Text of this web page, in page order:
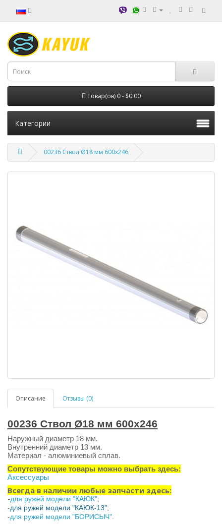
Товар(ов) 0 - $0.00
Категории
00236 Ствол Ø18 мм 600х246
Описание Отзывы (0)
00236 Ствол Ø18 мм 600х246
Наружный диаметр 18 мм.
Внутренний диаметр 13 мм.
Материал - алюминиевый сплав.
Сопутствующие товары можно выбрать здесь:
Аксессуары
Всегда в наличии любые запчасти здесь:
-для ружей модели "КАЮК";
-для ружей модели "КАЮК-13";
-для ружей модели "БОРИСЫЧ"